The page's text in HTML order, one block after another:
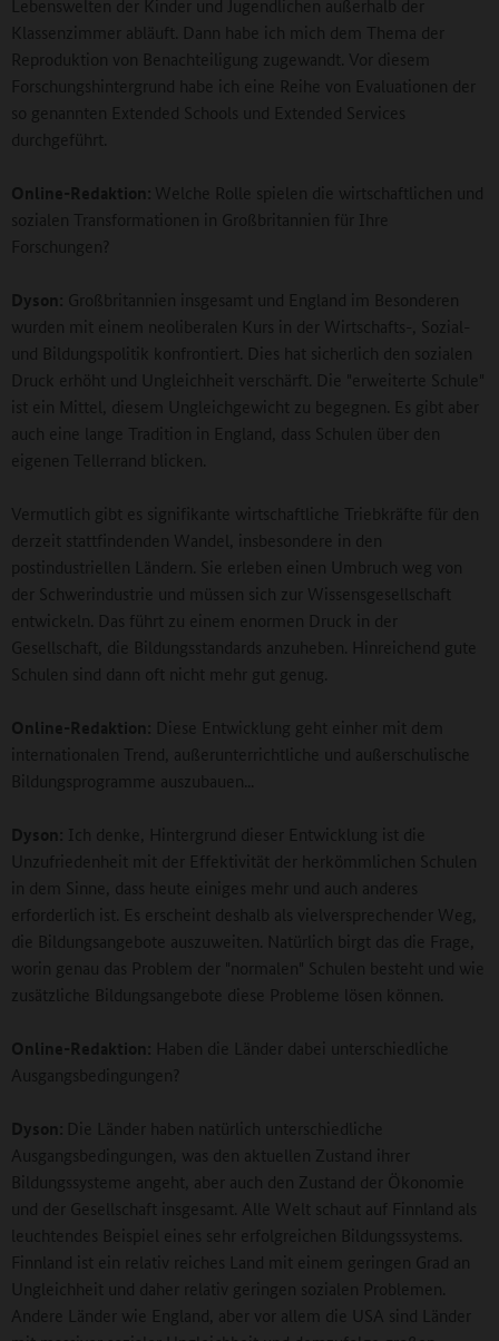
Lebenswelten der Kinder und Jugendlichen außerhalb der
Klassenzimmer abläuft. Dann habe ich mich dem Thema der
Reproduktion von Benachteiligung zugewandt. Vor diesem
Forschungshintergrund habe ich eine Reihe von Evaluationen der
so genannten Extended Schools und Extended Services
durchgeführt.
Online-Redaktion: Welche Rolle spielen die wirtschaftlichen und
sozialen Transformationen in Großbritannien für Ihre
Forschungen?
Dyson: Großbritannien insgesamt und England im Besonderen
wurden mit einem neoliberalen Kurs in der Wirtschafts-, Sozial-
und Bildungspolitik konfrontiert. Dies hat sicherlich den sozialen
Druck erhöht und Ungleichheit verschärft. Die "erweiterte Schule"
ist ein Mittel, diesem Ungleichgewicht zu begegnen. Es gibt aber
auch eine lange Tradition in England, dass Schulen über den
eigenen Tellerrand blicken.
Vermutlich gibt es signifikante wirtschaftliche Triebkräfte für den
derzeit stattfindenden Wandel, insbesondere in den
postindustriellen Ländern. Sie erleben einen Umbruch weg von
der Schwerindustrie und müssen sich zur Wissensgesellschaft
entwickeln. Das führt zu einem enormen Druck in der
Gesellschaft, die Bildungsstandards anzuheben. Hinreichend gute
Schulen sind dann oft nicht mehr gut genug.
Online-Redaktion: Diese Entwicklung geht einher mit dem
internationalen Trend, außerunterrichtliche und außerschulische
Bildungsprogramme auszubauen...
Dyson: Ich denke, Hintergrund dieser Entwicklung ist die
Unzufriedenheit mit der Effektivität der herkömmlichen Schulen
in dem Sinne, dass heute einiges mehr und auch anderes
erforderlich ist. Es erscheint deshalb als vielversprechender Weg,
die Bildungsangebote auszuweiten. Natürlich birgt das die Frage,
worin genau das Problem der "normalen" Schulen besteht und wie
zusätzliche Bildungsangebote diese Probleme lösen können.
Online-Redaktion: Haben die Länder dabei unterschiedliche
Ausgangsbedingungen?
Dyson: Die Länder haben natürlich unterschiedliche
Ausgangsbedingungen, was den aktuellen Zustand ihrer
Bildungssysteme angeht, aber auch den Zustand der Ökonomie
und der Gesellschaft insgesamt. Alle Welt schaut auf Finnland als
leuchtendes Beispiel eines sehr erfolgreichen Bildungssystems.
Finnland ist ein relativ reiches Land mit einem geringen Grad an
Ungleichheit und daher relativ geringen sozialen Problemen.
Andere Länder wie England, aber vor allem die USA sind Länder